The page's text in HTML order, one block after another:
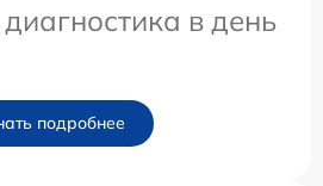
в день
подробнее